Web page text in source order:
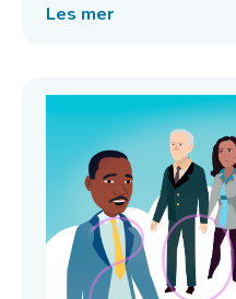
Les mer